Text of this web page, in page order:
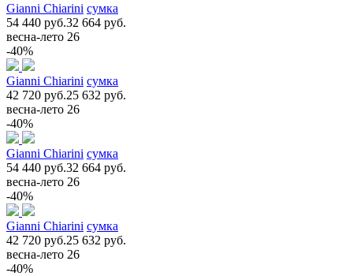
Gianni Chiarini сумка
54 440 руб.32 664 руб.
весна-лето 26
-40%
Gianni Chiarini сумка
42 720 руб.25 632 руб.
весна-лето 26
-40%
Gianni Chiarini сумка
54 440 руб.32 664 руб.
весна-лето 26
-40%
Gianni Chiarini сумка
42 720 руб.25 632 руб.
весна-лето 26
-40%